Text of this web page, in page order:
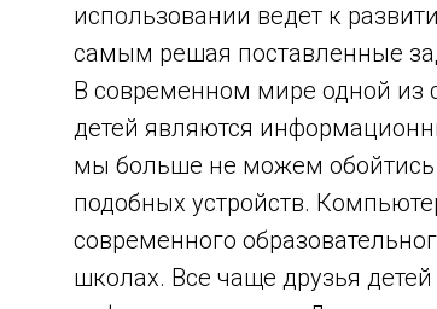
использовании ведет к
самым решая поставленные
В современном мире одной
детей являются
мы больше не можем обойтись
подобных устройств.
современного
школах. Все чаще друзья